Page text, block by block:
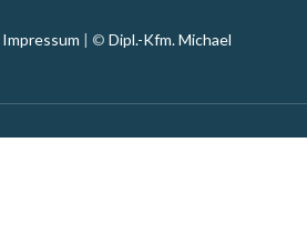
Impressum | © Dipl.-Kfm. Michael